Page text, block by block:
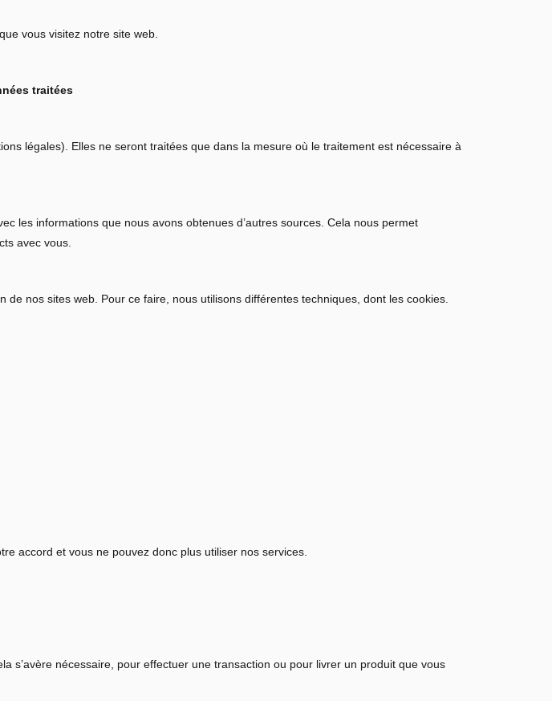
vous visitez notre site web.
traitées
légales). Elles ne seront traitées que dans la mesure où le traitement est nécessaire à
les informations que nous avons obtenues d’autres sources. Cela nous permet
avec vous.
nos sites web. Pour ce faire, nous utilisons différentes techniques, dont les cookies.
accord et vous ne pouvez donc plus utiliser nos services.
s’avère nécessaire, pour effectuer une transaction ou pour livrer un produit que vous